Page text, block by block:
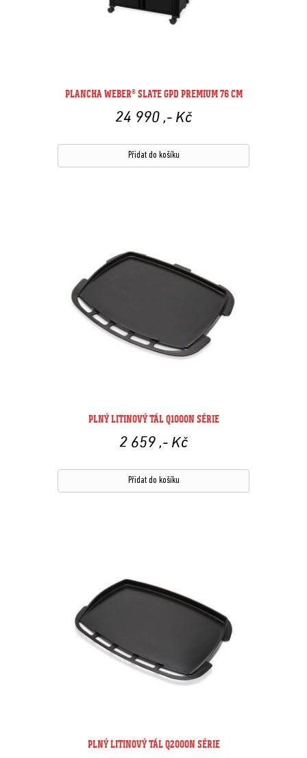
PLANCHA WEBER® SLATE GPD PREMIUM 76 CM
24 990 ,- Kč
Přidat do košíku
PLNÝ LITINOVÝ TÁL Q1000N SÉRIE
2 659 ,- Kč
Přidat do košíku
PLNÝ LITINOVÝ TÁL Q2000N SÉRIE